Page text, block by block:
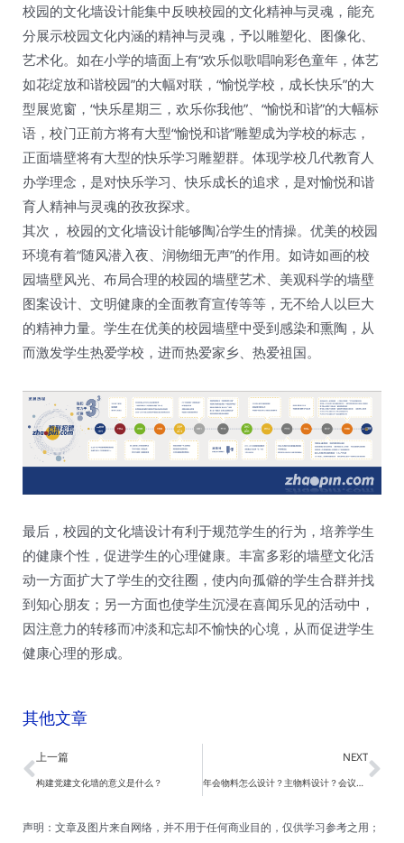
校园的文化墙设计能集中反映校园的文化精神与灵魂，能充
分展示校园文化内涵的精神与灵魂，予以雕塑化、图像化、
艺术化。如在小学的墙面上有“欢乐似歌唱响彩色童年，体艺
如花绽放和谐校园”的大幅对联，“愉悦学校，成长快乐”的大
型展览窗，“快乐星期三，欢乐你我他”、“愉悦和谐”的大幅标
语，校门正前方将有大型“愉悦和谐”雕塑成为学校的标志，
正面墙壁将有大型的快乐学习雕塑群。体现学校几代教育人
办学理念，是对快乐学习、快乐成长的追求，是对愉悦和谐
育人精神与灵魂的孜孜探求。
其次， 校园的文化墙设计能够陶冶学生的情操。优美的校园
环境有着“随风潜入夜、润物细无声”的作用。如诗如画的校
园墙壁风光、布局合理的校园的墙壁艺术、美观科学的墙壁
图案设计、文明健康的全面教育宣传等等，无不给人以巨大
的精神力量。学生在优美的校园墙壁中受到感染和熏陶，从
而激发学生热爱学校，进而热爱家乡、热爱祖国。
最后，校园的文化墙设计有利于规范学生的行为，培养学生
的健康个性，促进学生的心理健康。丰富多彩的墙壁文化活
动一方面扩大了学生的交往圈，使内向孤僻的学生合群并找
到知心朋友；另一方面也使学生沉浸在喜闻乐见的活动中，
因注意力的转移而冲淡和忘却不愉快的心境，从而促进学生
健康心理的形成。
其他文章
Prev
上一篇
构建党建文化墙的意义是什么？
NEXT
年会物料怎么设计？主物料设计？会议背景板怎么设计？ kv怎么设计？
声明：文章及图片来自网络，并不用于任何商业目的，仅供学习参考之用；